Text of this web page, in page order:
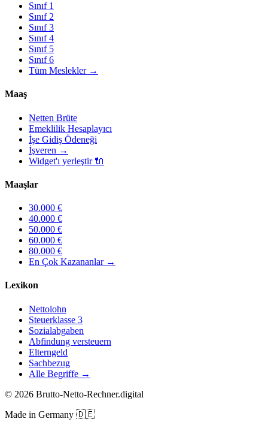
Sınıf 1
Sınıf 2
Sınıf 3
Sınıf 4
Sınıf 5
Sınıf 6
Tüm Meslekler→
Maaş
Netten Brüte
Emeklilik Hesaplayıcı
İşe Gidiş Ödeneği
İşveren →
Widget'ı yerleştir🔌
Maaşlar
30.000 €
40.000 €
50.000 €
60.000 €
80.000 €
En Çok Kazananlar→
Lexikon
Nettolohn
Steuerklasse 3
Sozialabgaben
Abfindung versteuern
Elterngeld
Sachbezug
Alle Begriffe →
© 2026 Brutto-Netto-Rechner.digital
Made in Germany 🇩🇪